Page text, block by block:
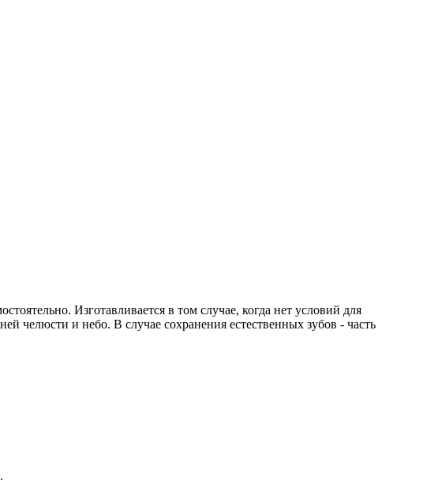
Изготавливается в том случае, когда нет условий для
челюсти и небо. В случае сохранения естественных зубов - часть